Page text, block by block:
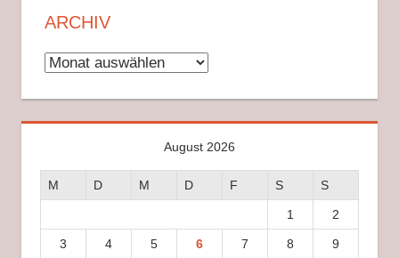
ARCHIV
Archiv
August 2026
M D M D F S S
1 2
3 4 5 6 7 8 9